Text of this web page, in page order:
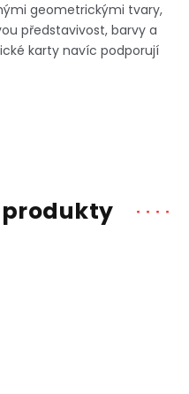
geometrickými tvary,
představivost, barvy a
karty navíc podporují